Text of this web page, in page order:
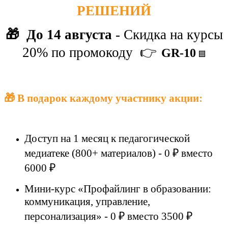
РЕШЕНИЙ
🎁 До 14 августа - Скидка на курсы
20% по промокоду 👉 GR-10 🟦
🎁 В подарок каждому участнику акции:
Доступ на 1 месяц к педагогической
медиатеке (800+ материалов) - 0 ₽ вместо
6000 ₽
Мини-курс «Профайлинг в образовании:
коммуникация, управление,
персонализация» - 0 ₽ вместо 3500 ₽